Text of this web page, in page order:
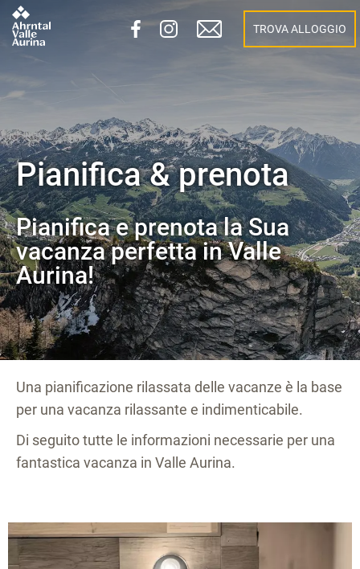
TROVA ALLOGGIO
Pianifica & prenota
Pianifica e prenota la Sua
vacanza perfetta in Valle
Aurina!
Una pianificazione rilassata delle vacanze è la base
per una vacanza rilassante e indimenticabile.
Di seguito tutte le informazioni necessarie per una
fantastica vacanza in Valle Aurina.